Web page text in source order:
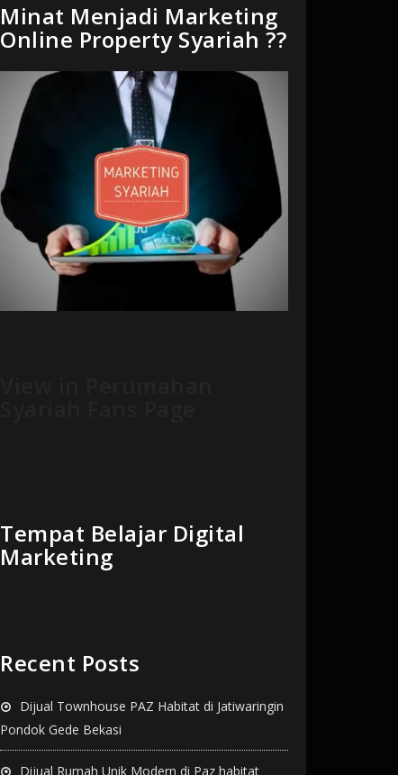
Minat Menjadi Marketing
Online Property Syariah ??
Tempat Belajar Digital
Marketing
Recent Posts
Dijual Townhouse PAZ Habitat di Jatiwaringin
Pondok Gede Bekasi
Dijual Rumah Unik Modern di Paz habitat